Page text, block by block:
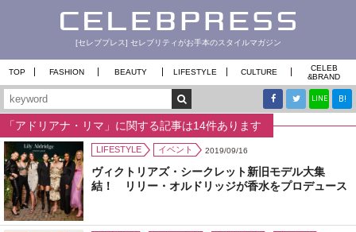
[セレブプレス] セレブリティがお手本のスタイルマガジン
TOP FASHION BEAUTY LIFESTYLE CULTURE
CELEB
&BRAND
LINE B!
「アドリアナ・リマ」に関する記事は14件あります
LIFESTYLE イベント 2019/09/16
ヴィクトリアズ・シークレット新旧モデル大集
結！ リリー・オルドリッジが香水をプロデュース